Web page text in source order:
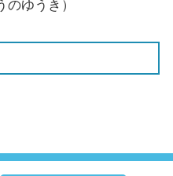
ゆうき）